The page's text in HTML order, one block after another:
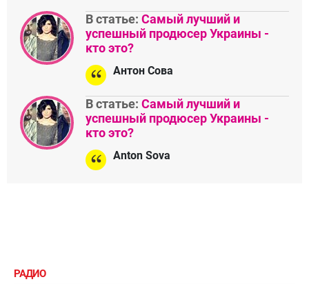
В статье: Самый лучший и
успешный продюсер Украины -
кто это?
Антон Сова
В статье: Самый лучший и
успешный продюсер Украины -
кто это?
Anton Sova
РАДИО